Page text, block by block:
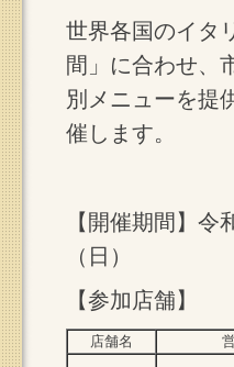
世界各国のイタ
間」に合わせ、
別メニューを提
催します。
【開催期間】
（日）
【参加店舗】
店舗名